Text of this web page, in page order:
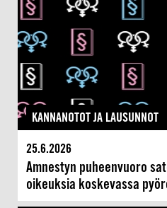
KANNANOTOT JA LAUSUNNOT
25.6.2026
Amnestyn puheenvuoro
oikeuksia koskevassa